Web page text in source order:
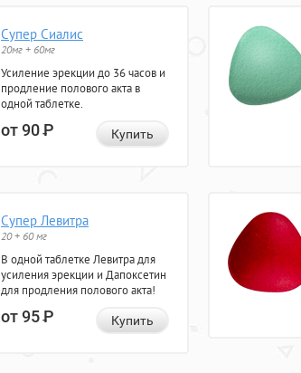
Супер Сиалис
20мг + 60мг
Усиление эрекции до 36 часов и
продление полового акта в
одной таблетке.
от 90Р Купить
Супер Левитра
20 + 60 мг
В одной таблетке Левитра для
усиления эрекции и Дапоксетин
для продления полового акта!
от 95Р Купить